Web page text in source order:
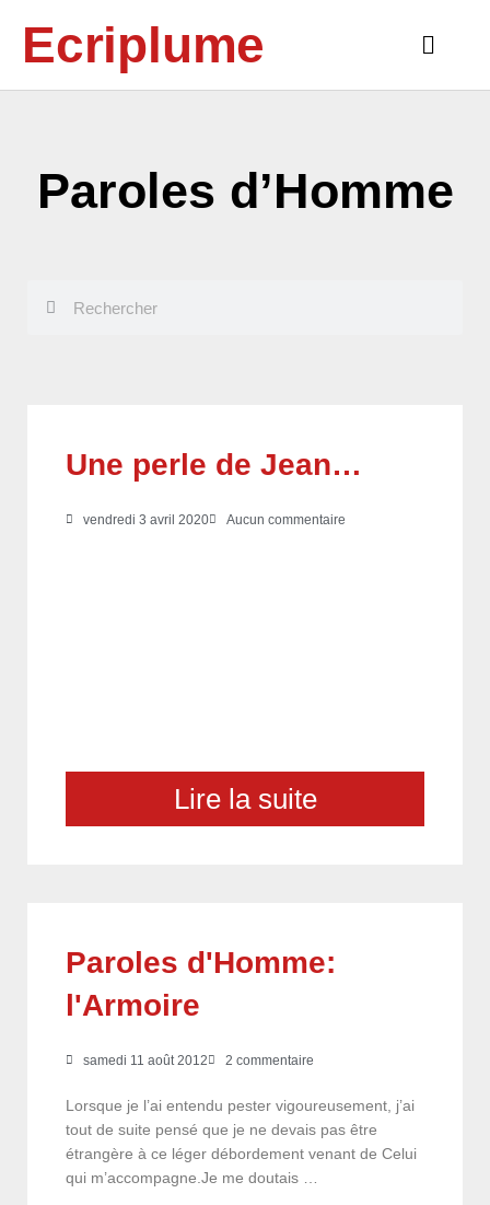
contenuEcriplume
Main
Paroles d’Homme
Une perle de Jean…
vendredi 3 avril 2020 Aucun commentaire
Lire la suite
Paroles d'Homme:
l'Armoire
samedi 11 août 2012 2 commentaire
Lorsque je l’ai entendu pester vigoureusement, j’ai
tout de suite pensé que je ne devais pas être
étrangère à ce léger débordement venant de Celui
qui m’accompagne.Je me doutais …